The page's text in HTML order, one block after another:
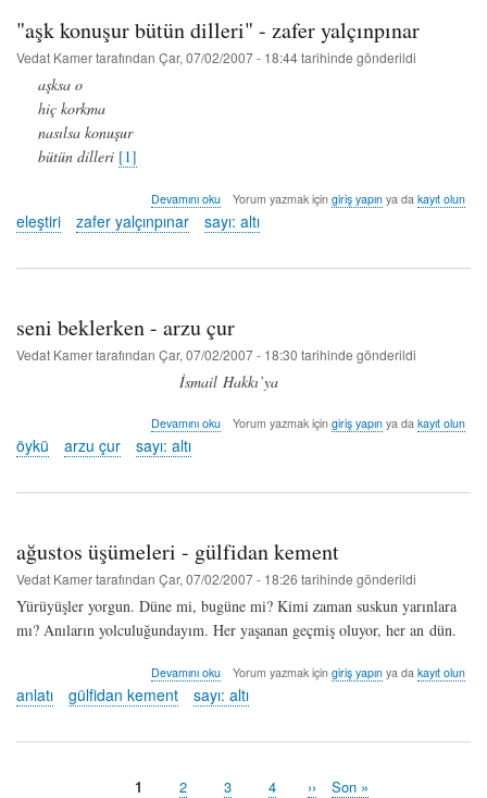
"aşk konuşur bütün dilleri" - zafer yalçınpınar
Vedat Kamertarafından Çar, 07/02/2007 - 18:44tarihinde gönderildi
aşksa o
hiç korkma
nasılsa konuşur
bütün dilleri [1]
"aşk
bütün
-
hakkında
Devamını oku Yorum yazmak için giriş yapınya da kayıt olun
eleştiri zafer yalçınpınar sayı: altı
seni beklerken - arzu çur
Vedat Kamertarafından Çar, 07/02/2007 - 18:30 tarihinde gönderildi
İsmail Hakkı’ya
seni
beklerken
-
çur
Devamını oku Yorum yazmak için giriş yapınya da kayıt olun
öykü arzu çur sayı: altı
ağustos üşümeleri - gülfidan kement
Vedat Kamertarafından Çar, 07/02/2007 - 18:26 tarihinde gönderildi
Yürüyüşler yorgun. Düne mi, bugüne mi? Kimi zaman suskun yarınlara
mı? Anıların yolculuğundayım. Her yaşanan geçmiş oluyor, her an dün.
ağustos
üşümeleri
-
kement
Devamını oku Yorum yazmak için giriş yapınya da kayıt olun
anlatı gülfidan kement sayı: altı
Şu
1 Sayfa
2 Sayfa
3 Sayfa
4
Sonraki
››
Last
Son »